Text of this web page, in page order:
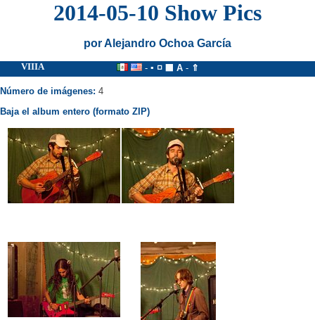
2014-05-10 Show Pics
por Alejandro Ochoa García
VIIIA - ▪ ◽⬛ A - ⇑
Número de imágenes: 4
Baja el album entero (formato ZIP)